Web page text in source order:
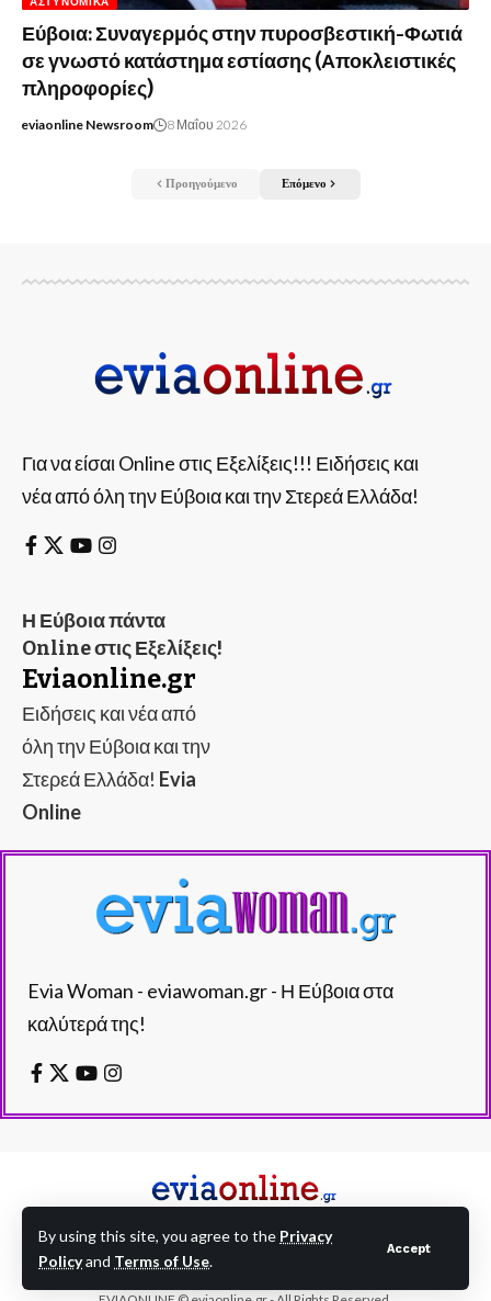
By using this site, you agree to the Privacy
Policyand Terms of Use.
Accept
Εύβοια: Συναγερμός στην πυροσβεστική-Φωτιά
σε γνωστό κατάστημα εστίασης (Αποκλειστικές
πληροφορίες)
eviaonline Newsroom 8 Μαΐου 2026
Προηγούμενο Επόμενο
Για να είσαι Online στις Εξελίξεις!!! Ειδήσεις και
νέα από όλη την Εύβοια και την Στερεά Ελλάδα!
Η Εύβοια πάντα
Online στις Εξελίξεις!
Eviaonline.gr
Ειδήσεις και νέα από
όλη την Εύβοια και την
Στερεά Ελλάδα! Evia
Online
Evia Woman - eviawoman.gr - Η Εύβοια στα
καλύτερά της!